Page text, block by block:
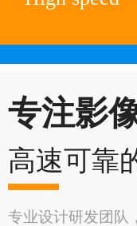
专注影
高速可靠
专业设计研发团队